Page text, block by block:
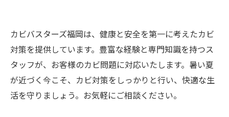
カビバスターズ福岡は、健康と安全を第一に考えたカビ
対策を提供しています。豊富な経験と専門知識を持つス
タッフが、お客様のカビ問題に対応いたします。暑い夏
が近づく今こそ、カビ対策をしっかりと行い、快適な生
活を守りましょう。お気軽にご相談ください。